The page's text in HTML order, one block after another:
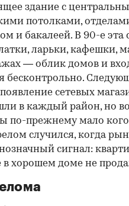
здание с
потолками,
и бакалеей. В 90-е эта
ларьки, кафешки,
— облик домов и
бесконтрольно.
сетевых
в каждый район, но
по-прежнему мало кого
случился, когда
сигнал:
в хорошем доме не